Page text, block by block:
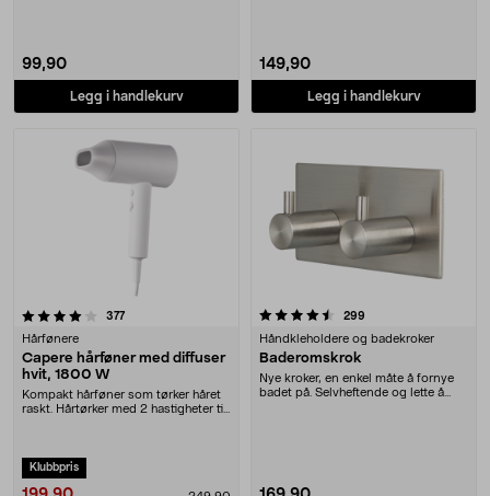
99,90
Legg i handlekurv
149,90
Legg i handlekurv
377anmeldelser
Hårfønere
Capere hårføner med diffuser
hvit, 1800 W
Kompakt hårføner som tørker håret
raskt. Hårtørker med 2 hastigheter til
Klubbpris
4.5 av 5 stjerner 299
Håndkleholdere og badekroker
Baderomskrok
Nye kroker, en enkel måte å fornye
badet på. Selvheftende og lette å